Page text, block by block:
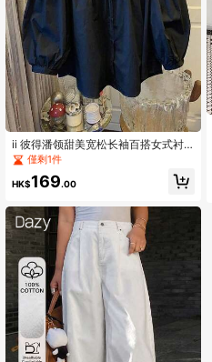
ii 彼得潘领甜美宽松长袖百搭女式衬
衫上衣，春季黑色
僅剩1件
HK$169.00